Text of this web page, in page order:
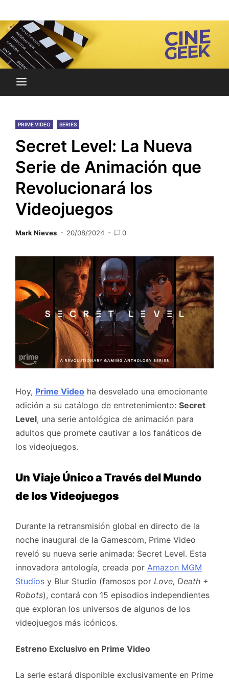
to
contentCine Geek
PRIME VIDEO SERIES
Secret Level: La Nueva
Serie de Animación que
Revolucionará los
Videojuegos
Mark Nieves 20/08/2024 0
Hoy, Prime Video ha desvelado una emocionante
adición a su catálogo de entretenimiento: Secret
Level, una serie antológica de animación para
adultos que promete cautivar a los fanáticos de
los videojuegos.
Un Viaje Único a Través del Mundo
de los Videojuegos
Durante la retransmisión global en directo de la
noche inaugural de la Gamescom, Prime Video
reveló su nueva serie animada: Secret Level. Esta
innovadora antología, creada por Amazon MGM
Studios y Blur Studio (famosos por Love, Death +
Robots), contará con 15 episodios independientes
que exploran los universos de algunos de los
videojuegos más icónicos.
Estreno Exclusivo en Prime Video
La serie estará disponible exclusivamente en Prime